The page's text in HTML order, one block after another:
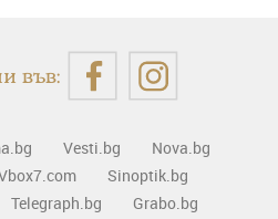
във:
Vesti.bg
Nova.bg
Sinoptik.bg
Telegraph.bg
Grabo.bg